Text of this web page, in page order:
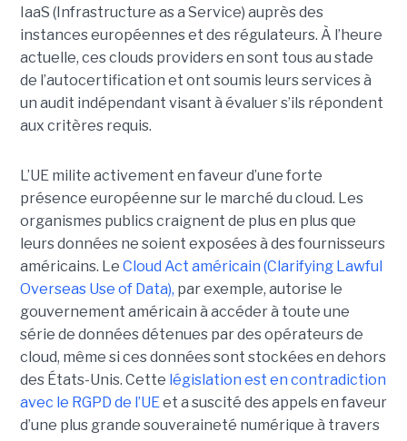
IaaS (Infrastructure as a Service) auprès des
instances européennes et des régulateurs. À l’heure
actuelle, ces clouds providers en sont tous au stade
de l’autocertification et ont soumis leurs services à
un audit indépendant visant à évaluer s’ils répondent
aux critères requis.
L’UE milite activement en faveur d’une forte
présence européenne sur le marché du cloud. Les
organismes publics craignent de plus en plus que
leurs données ne soient exposées à des fournisseurs
américains. Le Cloud Act américain (Clarifying Lawful
Overseas Use of Data), par exemple, autorise le
gouvernement américain à accéder à toute une
série de données détenues par des opérateurs de
cloud, même si ces données sont stockées en dehors
des États-Unis. Cette législation est en contradiction
avec le RGPD de l’UEet a suscité des appels en faveur
d’une plus grande souveraineté numérique à travers